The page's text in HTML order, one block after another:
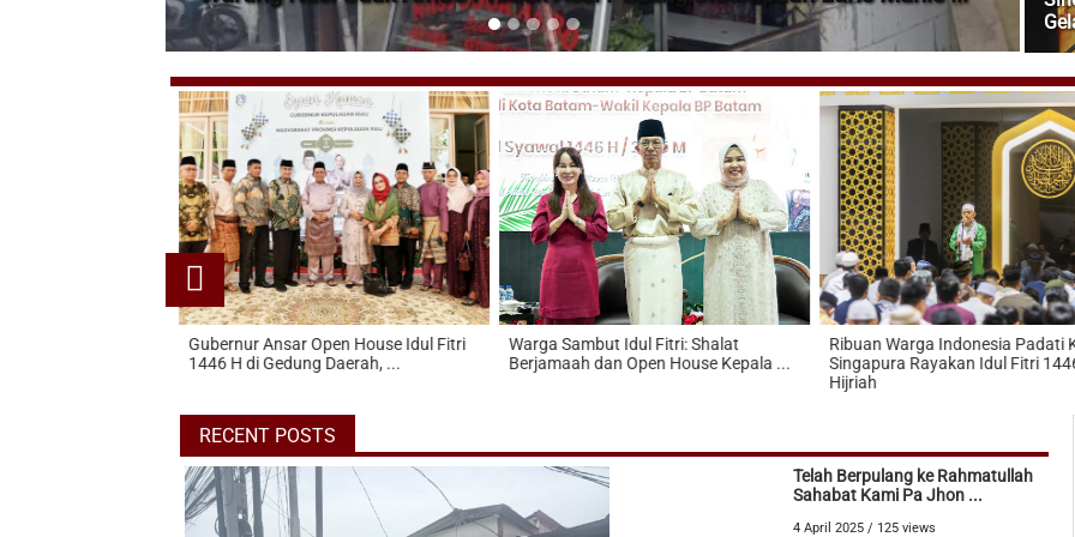
Gubernur Ansar Open House Idul Fitri
1446 H di Gedung Daerah, ...
Warga Sambut Idul Fitri: Shalat
Berjamaah dan Open House Kepala ...
Ribuan Warga Indonesia Padati
Singapura Rayakan Idul Fitri 1446
Hijriah
RECENT POSTS
Telah Berpulang ke Rahmatullah
Sahabat Kami Pa Jhon ...
4 April 2025 / 125 views